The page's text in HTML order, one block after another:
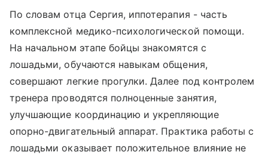
По словам отца Сергия, иппотерапия - часть
комплексной медико-психологической помощи.
На начальном этапе бойцы знакомятся с
лошадьми, обучаются навыкам общения,
совершают легкие прогулки. Далее под контролем
тренера проводятся полноценные занятия,
улучшающие координацию и укрепляющие
опорно-двигательный аппарат. Практика работы с
лошадьми оказывает положительное влияние не